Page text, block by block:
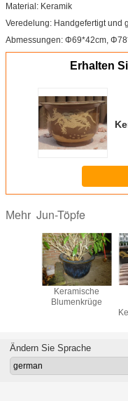
Material: Keramik
Veredelung: Handgefertigt und
Abmessungen: Φ69*42cm,
Erhalten
Mehr Jun-Töpfe
Keramische
Blumenkrüge
Ändern Sie Sprache